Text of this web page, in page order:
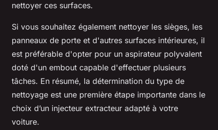
nettoyer ces surfaces.
Si vous souhaitez également nettoyer les sièges, les
panneaux de porte et d'autres surfaces intérieures, il
est préférable d'opter pour un aspirateur polyvalent
doté d'un embout capable d'effectuer plusieurs
tâches. En résumé, la détermination du type de
nettoyage est une première étape importante dans le
choix d’un injecteur extracteur adapté à votre
voiture.